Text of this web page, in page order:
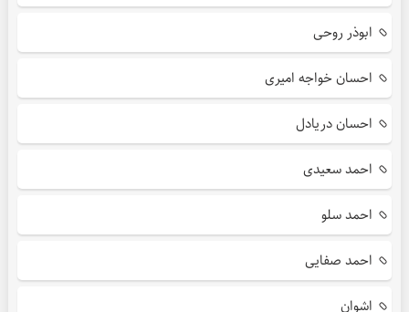
ابوذر روحی
احسان خواجه امیری
احسان دریادل
احمد سعیدی
احمد سلو
احمد صفایی
اشوان